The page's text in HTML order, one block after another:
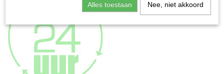
Alles toestaan Nee, niet akkoord